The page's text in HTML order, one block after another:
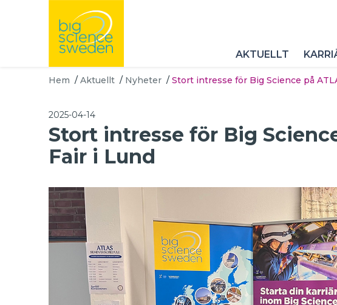
AKTUELLT
Hem / Aktuellt / Nyheter / Stort intresse för Big Science på
2025-04-14
Stort intresse för Big
Fair i Lund